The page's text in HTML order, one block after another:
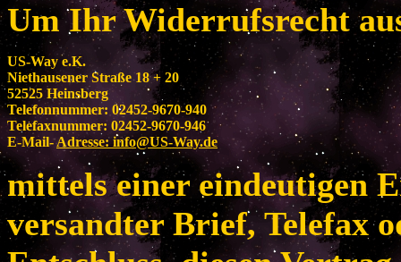
Um Ihr Widerrufsrecht
US-Way e.K.
Niethausener Straße 18 + 20
52525 Heinsberg
Telefonnummer: 02452-9670-940
Telefaxnummer: 02452-9670-946
E-Mail-Adresse:info@US-Way.de
mittels einer eindeutigen
versandter Brief, Telefax